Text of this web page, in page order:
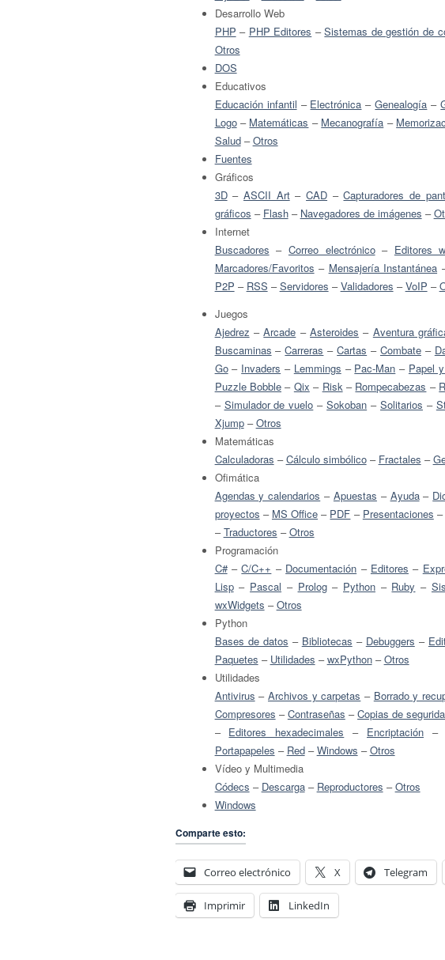
Desarrollo Web
PHP – PHP Editores –Sistemas de gestión de
Otros
DOS
Educativos
Educación infantil – Electrónica –Genealogía –
Logo– Matemáticas – Mecanografía –
Salud–Otros
Fuentes
Gráficos
3D– ASCII Art–CAD –Capturadores de
gráficos – Flash– Navegadores de imágenes –
Internet
Buscadores – Correo electrónico– Editores
Marcadores/Favoritos – Mensajería Instantánea
P2P – RSS –Servidores –Validadores –VoIP –
Juegos
Ajedrez –Arcade –Asteroides – Aventura
Buscaminas –Carreras –Cartas – Combate–
Go– Invaders – Lemmings – Pac-Man – Papel
Puzzle Bobble – Qix – Risk– Rompecabezas –
– Simulador de vuelo –Sokoban – Solitarios –
Xjump–Otros
Matemáticas
Calculadoras –Cálculo simbólico– Fractales –
Ofimática
Agendas y calendarios – Apuestas – Ayuda–
proyectos – MS Office – PDF – Presentaciones –
–Traductores –Otros
Programación
C#–C/C++ – Documentación – Editores –
Lisp– Pascal – Prolog– Python – Ruby –
wxWidgets –Otros
Python
Bases de datos – Bibliotecas – Debuggers –
Paquetes – Utilidades –wxPython–Otros
Utilidades
Antivirus – Archivos y carpetas – Borrado y
Compresores –Contraseñas –Copias de
– Editores hexadecimales – Encriptación –
Portapapeles – Red–Windows –Otros
Vídeo y Multimedia
Códecs – Descarga– Reproductores –Otros
Windows
Comparte esto:
Correo electrónico X Telegram
Imprimir LinkedIn